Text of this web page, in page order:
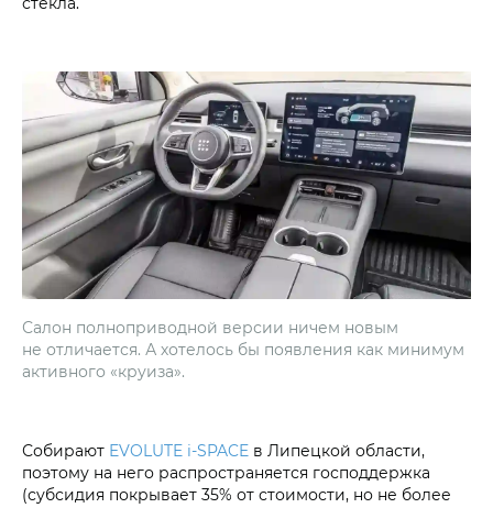
Салон полноприводной версии ничем новым
не отличается. А хотелось бы появления как минимум
активного «круиза».
Собирают EVOLUTE i‑SPACE в Липецкой области,
поэтому на него распространяется господдержка
(субсидия покрывает 35% от стоимости, но не более